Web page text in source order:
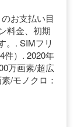
お支払い目
料金、初期
。. SIMフリ
件）. 2020年
万画素/超広
/モノクロ：